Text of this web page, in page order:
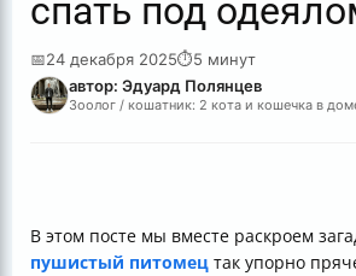
спать под
📅24 декабря 2025⏱5 минут
автор: Эдуард Полянцев
Зоолог / кошатник: 2 кота и кошечка в
В этом посте мы вместе раскроем
пушистый питомец так упорно